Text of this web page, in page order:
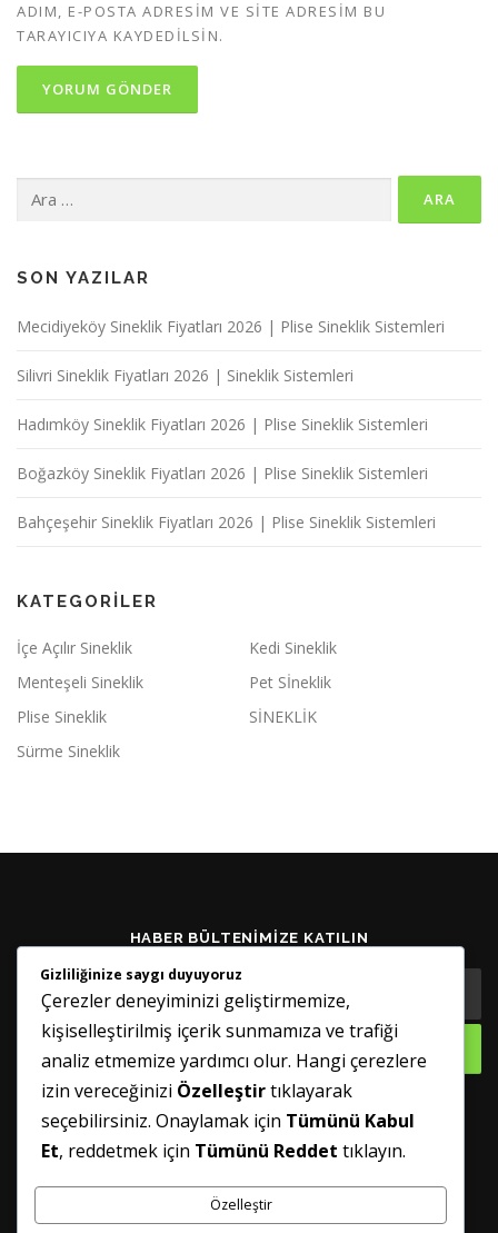
ADIM, E-POSTA ADRESIM VE SITE ADRESIM BU
TARAYICIYA KAYDEDILSIN.
SON YAZILAR
Mecidiyeköy Sineklik Fiyatları 2026 | Plise Sineklik Sistemleri
Silivri Sineklik Fiyatları 2026 | Sineklik Sistemleri
Hadımköy Sineklik Fiyatları 2026 | Plise Sineklik Sistemleri
Boğazköy Sineklik Fiyatları 2026 | Plise Sineklik Sistemleri
Bahçeşehir Sineklik Fiyatları 2026 | Plise Sineklik Sistemleri
KATEGORILER
İçe Açılır Sineklik
Kedi Sineklik
Menteşeli Sineklik
Pet Sİneklik
Plise Sineklik
SİNEKLİK
Sürme Sineklik
HABER BÜLTENIMIZE KATILIN
GÜNCELLENMIŞ TUTUN
Gizliliğinize saygı duyuyoruz
Çerezler deneyiminizi geliştirmemize,
kişiselleştirilmiş içerik sunmamıza ve trafiği
analiz etmemize yardımcı olur. Hangi çerezlere
izin vereceğinizi Özelleştirtıklayarak
seçebilirsiniz. Onaylamak için Tümünü Kabul
Et, reddetmek için Tümünü Reddet tıklayın.
Özelleştir